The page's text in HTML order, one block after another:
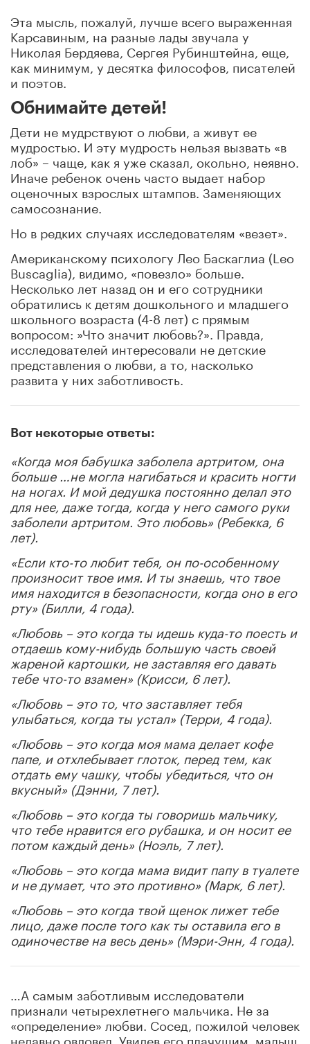
Эта мысль, пожалуй, лучше всего выраженная
Карсавиным, на разные лады звучала у
Николая Бердяева, Сергея Рубинштейна, еще,
как минимум, у десятка философов, писателей
и поэтов.
Обнимайте детей!
Дети не мудрствуют о любви, а живут ее
мудростью. И эту мудрость нельзя вызвать «в
лоб» – чаще, как я уже сказал, окольно, неявно.
Иначе ребенок очень часто выдает набор
оценочных взрослых штампов. Заменяющих
самосознание.
Но в редких случаях исследователям «везет».
Американскому психологу Лео Баскаглиа (Leo
Buscaglia), видимо, «повезло» больше.
Несколько лет назад он и его сотрудники
обратились к детям дошкольного и младшего
школьного возраста (4-8 лет) с прямым
вопросом: »Что значит любовь?». Правда,
исследователей интересовали не детские
представления о любви, а то, насколько
развита у них заботливость.
Вот некоторые ответы:
«Когда моя бабушка заболела артритом, она
больше …не могла нагибаться и красить ногти
на ногах. И мой дедушка постоянно делал это
для нее, даже тогда, когда у него самого руки
заболели артритом. Это любовь» (Ребекка, 6
лет).
«Если кто-то любит тебя, он по-особенному
произносит твое имя. И ты знаешь, что твое
имя находится в безопасности, когда оно в его
рту» (Билли, 4 года).
«Любовь – это когда ты идешь куда-то поесть и
отдаешь кому-нибудь большую часть своей
жареной картошки, не заставляя его давать
тебе что-то взамен» (Крисси, 6 лет).
«Любовь – это то, что заставляет тебя
улыбаться, когда ты устал» (Терри, 4 года).
«Любовь – это когда моя мама делает кофе
папе, и отхлебывает глоток, перед тем, как
отдать ему чашку, чтобы убедиться, что он
вкусный» (Дэнни, 7 лет).
«Любовь – это когда ты говоришь мальчику,
что тебе нравится его рубашка, и он носит ее
потом каждый день» (Ноэль, 7 лет).
«Любовь – это когда мама видит папу в туалете
и не думает, что это противно» (Марк, 6 лет).
«Любовь – это когда твой щенок лижет тебе
лицо, даже после того как ты оставила его в
одиночестве на весь день» (Мэри-Энн, 4 года).
…А самым заботливым исследователи
признали четырехлетнего мальчика. Не за
«определение» любви. Сосед, пожилой человек
недавно овдовел. Увидев его плачущим, малыш